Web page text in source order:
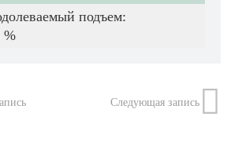
подъем:
%
Следующая запись